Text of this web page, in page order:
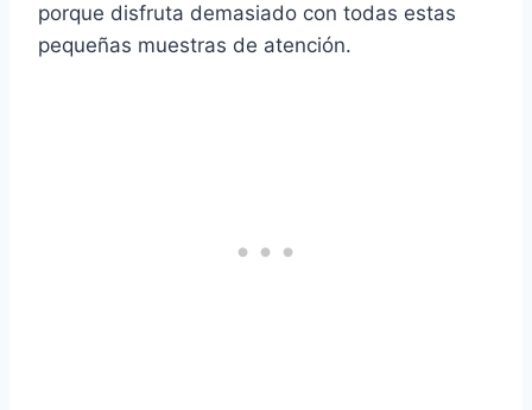
porque disfruta demasiado con todas estas
pequeñas muestras de atención.